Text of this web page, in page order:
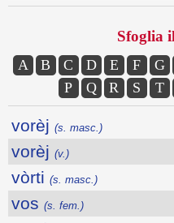
Sfoglia
A B C D E F G
P
Q R S T
vorèj (s. masc.)
vorèj (v.)
vòrti (s. masc.)
vos (s. fem.)